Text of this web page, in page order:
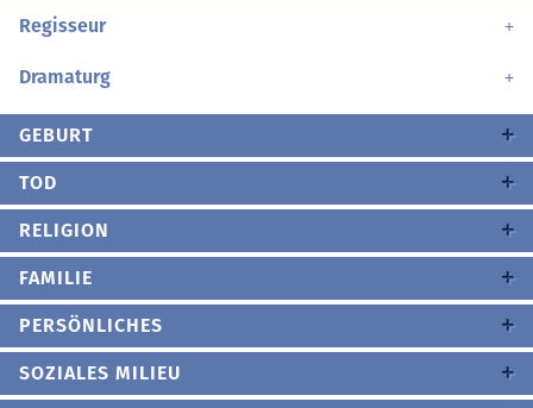
Regisseur
Dramaturg
GEBURT
TOD
RELIGION
FAMILIE
PERSÖNLICHES
SOZIALES MILIEU